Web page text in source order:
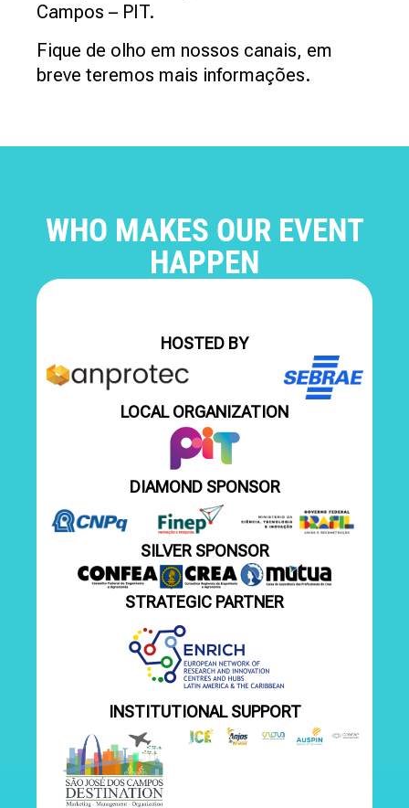
Campos – PIT.
Fique de olho em nossos canais, em
breve teremos mais informações.
WHO MAKES OUR EVENT
HAPPEN
HOSTED BY
LOCAL ORGANIZATION
DIAMOND SPONSOR
SILVER SPONSOR
STRATEGIC PARTNER
INSTITUTIONAL SUPPORT